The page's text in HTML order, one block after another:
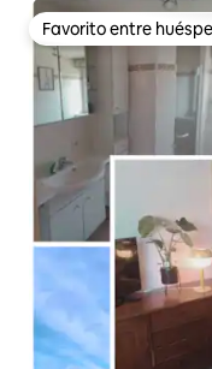
Favorito entre
Favorito entre